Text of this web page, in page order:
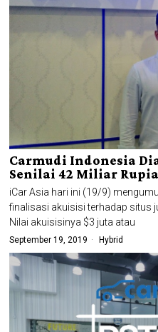
Carmudi Indonesia
Senilai 42 Miliar
iCar Asia hari ini (19/9)
finalisasi akuisisi terhadap situs
Nilai akuisisinya $3 juta atau
September 19, 2019 Hybrid